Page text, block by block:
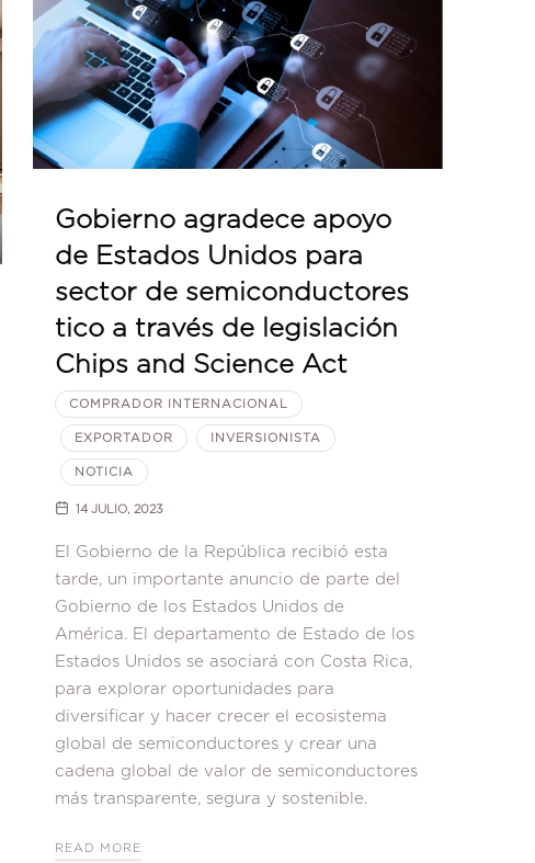
Gobierno agradece apoyo
de Estados Unidos para
sector de semiconductores
tico a través de legislación
Chips and Science Act
COMPRADOR INTERNACIONAL
EXPORTADOR INVERSIONISTA
NOTICIA
14 JULIO, 2023
El Gobierno de la República recibió esta
tarde, un importante anuncio de parte del
Gobierno de los Estados Unidos de
América. El departamento de Estado de los
Estados Unidos se asociará con Costa Rica,
para explorar oportunidades para
diversificar y hacer crecer el ecosistema
global de semiconductores y crear una
cadena global de valor de semiconductores
más transparente, segura y sostenible.
READ MORE